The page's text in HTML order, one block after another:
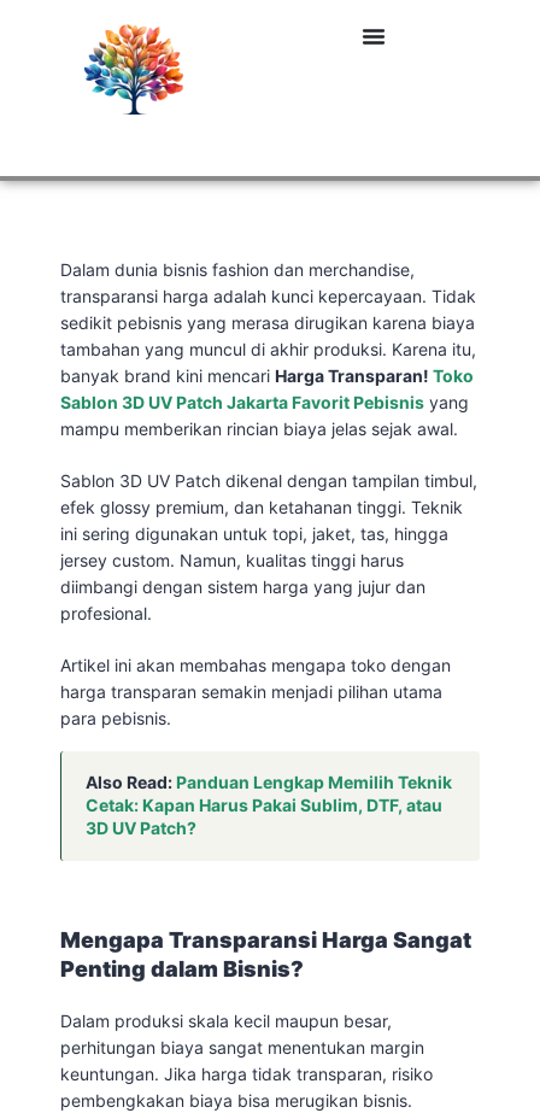
Dalam dunia bisnis fashion dan merchandise,
transparansi harga adalah kunci kepercayaan. Tidak
sedikit pebisnis yang merasa dirugikan karena biaya
tambahan yang muncul di akhir produksi. Karena itu,
banyak brand kini mencari Harga Transparan! Toko
Sablon 3D UV Patch Jakarta Favorit Pebisnis yang
mampu memberikan rincian biaya jelas sejak awal.
Sablon 3D UV Patch dikenal dengan tampilan timbul,
efek glossy premium, dan ketahanan tinggi. Teknik
ini sering digunakan untuk topi, jaket, tas, hingga
jersey custom. Namun, kualitas tinggi harus
diimbangi dengan sistem harga yang jujur dan
profesional.
Artikel ini akan membahas mengapa toko dengan
harga transparan semakin menjadi pilihan utama
para pebisnis.
Also Read:Panduan Lengkap Memilih Teknik
Cetak: Kapan Harus Pakai Sublim, DTF, atau
3D UV Patch?
Mengapa Transparansi Harga Sangat
Penting dalam Bisnis?
Dalam produksi skala kecil maupun besar,
perhitungan biaya sangat menentukan margin
keuntungan. Jika harga tidak transparan, risiko
pembengkakan biaya bisa merugikan bisnis.